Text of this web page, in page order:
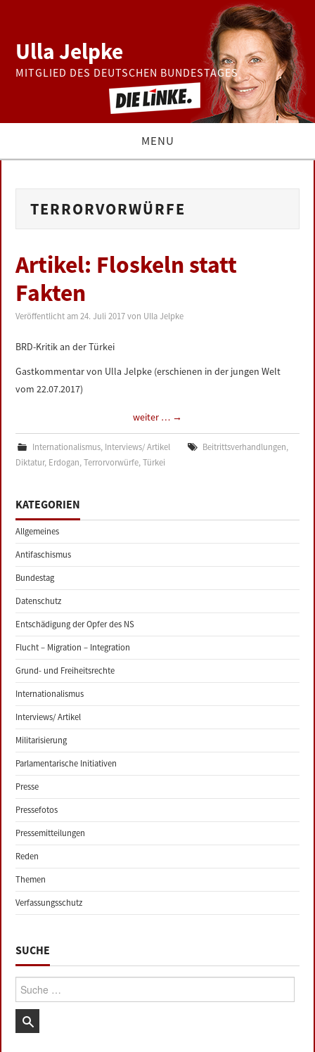
Ulla Jelpke
MITGLIED DES DEUTSCHEN BUNDESTAGES
MENU
BUNDESTAG
PRESSE
ZUR PERSON
DATENSCHUTZERKLÄRUNG
TERRORVORWÜRFE
Artikel: Floskeln statt
Fakten
Veröffentlicht am24. Juli 2017 von Ulla Jelpke
BRD-Kritik an der Türkei
Gastkommentar von Ulla Jelpke (erschienen in der jungen Welt
vom 22.07.2017)
weiter … →
Internationalismus, Interviews/ Artikel Beitrittsverhandlungen,
Diktatur, Erdogan,Terrorvorwürfe,Türkei
KATEGORIEN
Allgemeines
Antifaschismus
Bundestag
Datenschutz
Entschädigung der Opfer des NS
Flucht – Migration – Integration
Grund- und Freiheitsrechte
Internationalismus
Interviews/ Artikel
Militarisierung
Parlamentarische Initiativen
Presse
Pressefotos
Pressemitteilungen
Reden
Themen
Verfassungsschutz
SUCHE
Suche: